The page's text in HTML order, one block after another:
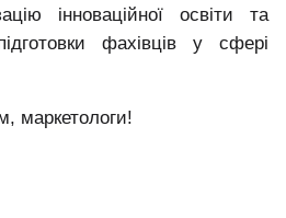
інноваційної освіти та
фахівців у сфері
маркетологи!